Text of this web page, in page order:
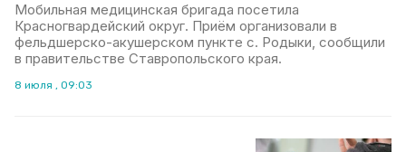
Мобильная медицинская бригада посетила
Красногвардейский округ. Приём организовали в
фельдшерско-акушерском пункте с. Родыки, сообщили
в правительстве Ставропольского края.
8 июля , 09:03